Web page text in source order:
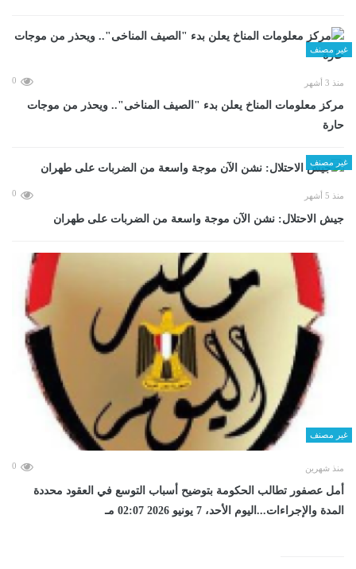
غير مصنف
منذ 3 أشهر 0
مركز معلومات المناخ يعلن بدء "الصيف المناخى".. ويحذر من موجات
حارة
غير مصنف
منذ 5 أشهر 0
جيش الاحتلال: نشن الآن موجة واسعة من الضربات على طهران
غير مصنف
منذ شهرين 0
أمل عصفور تطالب الحكومة بتوضيح أسباب التوسع في العقود محددة
المدة والإجراءات...اليوم الأحد، 7 يونيو 2026 02:07 مـ